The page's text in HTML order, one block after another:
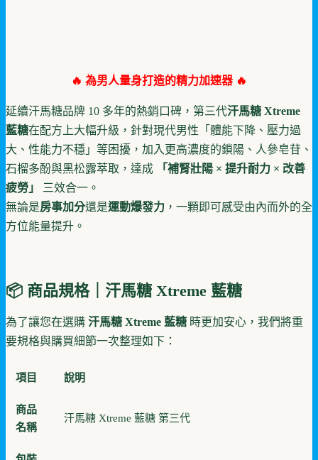
🔥 為男人量身打造的精力加速器 🔥
延續汗馬糖品牌 10 多年的熱銷口碑，第三代汗馬糖 Xtreme
藍糖在配方上大幅升級，針對現代男性「體能下降、壓力過
大、性能力不穩」等困擾，加入更高濃度的鎖陽、人參皂苷、
石榴多酚與黑松露萃取，達成
「補腎壯陽 × 提升耐力 × 改善
疲勞」
三效合一。
無論是房事加分還是運動爆發力 ，一顆即可感受由內而外的全
方位能量提升。
📦 商品規格｜汗馬糖 Xtreme 藍糖
為了讓您在選購 汗馬糖 Xtreme 藍糖 時更加安心，我們將重
要規格與購買細節一次整理如下：
項目 說明
商品
名稱
汗馬糖 Xtreme 藍糖 第三代